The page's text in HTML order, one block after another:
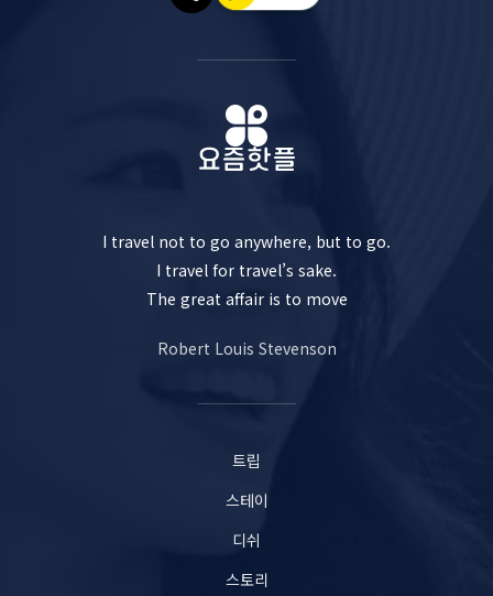
I travel not to go anywhere, but to go.
I travel for travel’s sake.
The great affair is to move
Robert Louis Stevenson
트립
스테이
디쉬
스토리